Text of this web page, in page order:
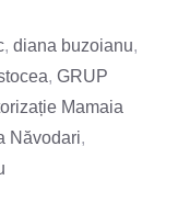
, diana buzoianu,
, GRUP
Mamaia
Năvodari,